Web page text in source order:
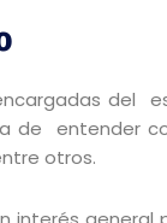
del
entender
otros.